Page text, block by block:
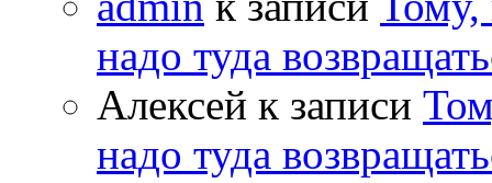
надо туда
Алексей к записи
надо туда